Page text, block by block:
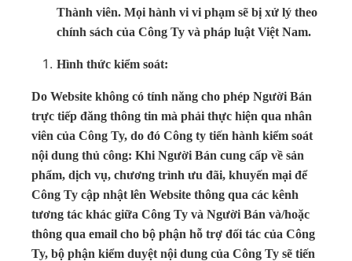
Thành viên. Mọi hành vi vi phạm sẽ bị xử lý theo
chính sách của Công Ty và pháp luật Việt Nam.
Hình thức kiểm soát:
Do Website không có tính năng cho phép Người Bán
trực tiếp đăng thông tin mà phải thực hiện qua nhân
viên của Công Ty, do đó Công ty tiến hành kiểm soát
nội dung thủ công: Khi Người Bán cung cấp về sản
phẩm, dịch vụ, chương trình ưu đãi, khuyến mại để
Công Ty cập nhật lên Website thông qua các kênh
tương tác khác giữa Công Ty và Người Bán và/hoặc
thông qua email cho bộ phận hỗ trợ đối tác của Công
Ty, bộ phận kiểm duyệt nội dung của Công Ty sẽ tiến